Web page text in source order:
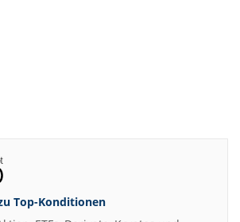
Top-Konditionen